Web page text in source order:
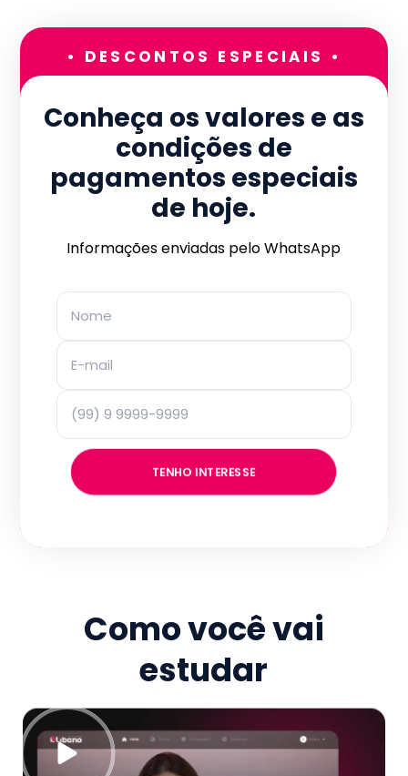
• DESCONTOS ESPECIAIS •
Conheça os valores e as
condições de
pagamentos especiais
de hoje.
Informações enviadas pelo WhatsApp
TENHO INTERESSE
Como você vai
estudar